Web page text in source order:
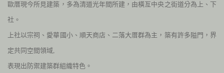
歐厝現今所見建築，多為清道光年間所建，由橫亙中央之街道分為上、下
社。
上社以宗祠、愛華國小、順天商店、二落大厝群為主，築有許多隘門，界
定共同空間領域,
表現出防禦建築群組織特色。